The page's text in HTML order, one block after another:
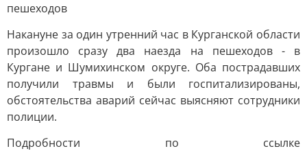
пешеходов
Накануне за один утренний час в Курганской области
произошло сразу два наезда на пешеходов - в
Кургане и Шумихинском округе. Оба пострадавших
получили травмы и были госпитализированы,
обстоятельства аварий сейчас выясняют сотрудники
полиции.
Подробности по ссылке